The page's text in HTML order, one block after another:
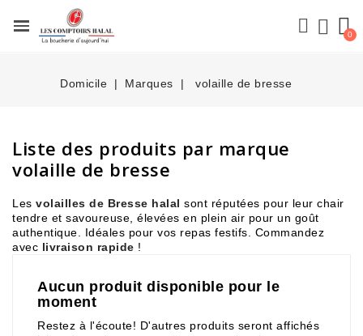
Domicile Marques volaille de bresse
Liste des produits par marque
volaille de bresse
Les volailles de Bresse halal sont réputées pour leur chair
tendre et savoureuse, élevées en plein air pour un goût
authentique. Idéales pour vos repas festifs. Commandez
avec livraison rapide !
Aucun produit disponible pour le
moment
Restez à l'écoute! D'autres produits seront affichés